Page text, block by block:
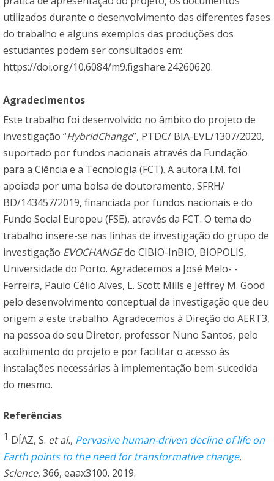
utilizados durante o desenvolvimento das diferentes fases
do trabalho e alguns exemplos das produções dos
estudantes podem ser consultados em:
https://doi.org/10.6084/m9.figshare.24260620.
Agradecimentos
Este trabalho foi desenvolvido no âmbito do projeto de
investigação “HybridChange”, PTDC/ BIA-EVL/1307/2020,
suportado por fundos nacionais através da Fundação
para a Ciência e a Tecnologia (FCT). A autora I.M. foi
apoiada por uma bolsa de doutoramento, SFRH/
BD/143457/2019, financiada por fundos nacionais e do
Fundo Social Europeu (FSE), através da FCT. O tema do
trabalho insere-se nas linhas de investigação do grupo de
investigação EVOCHANGEdo CIBIO-InBIO, BIOPOLIS,
Universidade do Porto. Agradecemos a José Melo- -
Ferreira, Paulo Célio Alves, L. Scott Mills e Jeffrey M. Good
pelo desenvolvimento conceptual da investigação que deu
origem a este trabalho. Agradecemos à Direção do AERT3,
na pessoa do seu Diretor, professor Nuno Santos, pelo
acolhimento do projeto e por facilitar o acesso às
instalações necessárias à implementação bem-sucedida
do mesmo.
Referências
1 DÍAZ, S. et al., Pervasive human-driven decline of life on
Earth points to the need for transformative change,
Science, 366, eaax3100. 2019.